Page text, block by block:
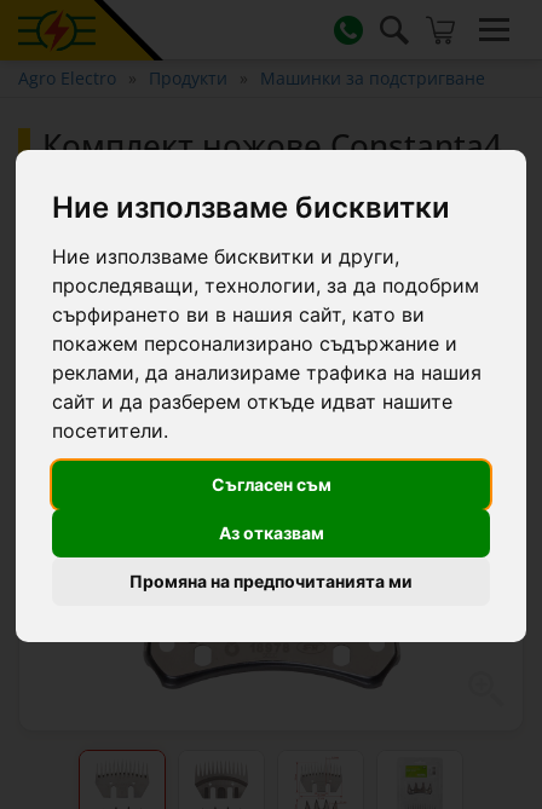
Ние използваме бисквитки
Ние използваме бисквитки и други,
проследяващи, технологии, за да подобрим
сърфирането ви в нашия сайт, като ви
покажем персонализирано съдържание и
реклами, да анализираме трафика на нашия
сайт и да разберем откъде идват нашите
посетители.
Съгласен съм
Аз отказвам
Промяна на предпочитанията ми
Agro Electro Продукти Машинки за подстригване
Комплект ножове Constanta4